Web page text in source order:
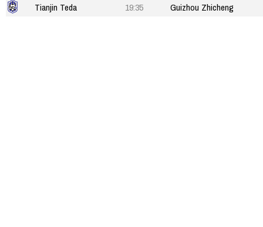
Tianjin Teda
19:35 Guizhou Zhicheng